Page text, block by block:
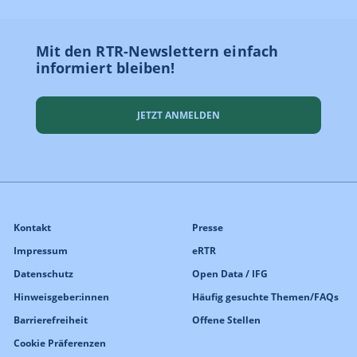
Mit den RTR-Newslettern einfach
informiert bleiben!
JETZT ANMELDEN
Kontakt
Impressum
Datenschutz
Hinweisgeber:innen
Barrierefreiheit
Cookie Präferenzen
Presse
eRTR
Open Data / IFG
Häufig gesuchte Themen/FAQs
Offene Stellen